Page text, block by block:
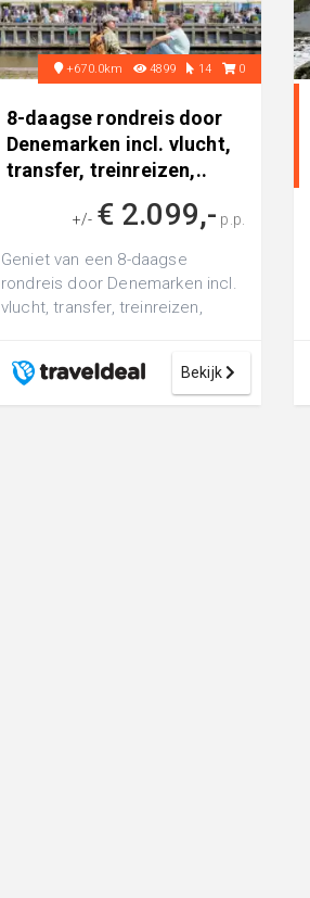
+670.0km 4899 14 0
8-daagse rondreis door
Denemarken incl. vlucht,
transfer, treinreizen,..
+/- € 2.099,- p.p.
Geniet van een 8-daagse
rondreis door Denemarken incl.
vlucht, transfer, treinreizen,
Bekijk